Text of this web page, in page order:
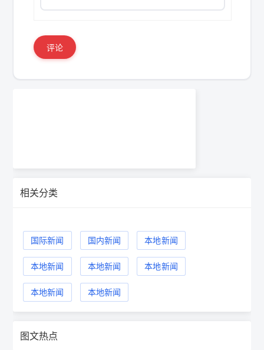
评论
相关分类
国际新闻 国内新闻 本地新闻
本地新闻 本地新闻 本地新闻
本地新闻 本地新闻
图文热点